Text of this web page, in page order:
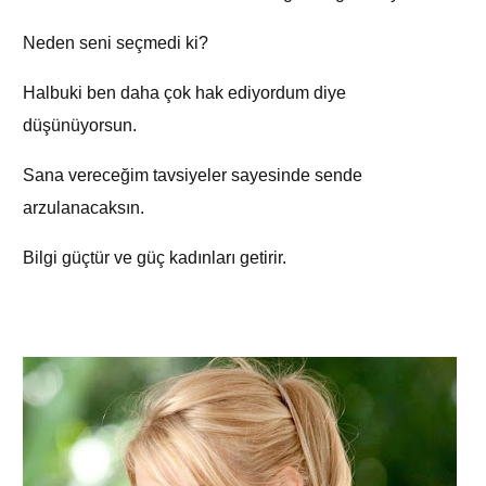
Neden seni seçmedi ki?
Halbuki ben daha çok hak ediyordum diye
düşünüyorsun.
Sana vereceğim tavsiyeler sayesinde sende
arzulanacaksın.
Bilgi güçtür ve güç kadınları getirir.